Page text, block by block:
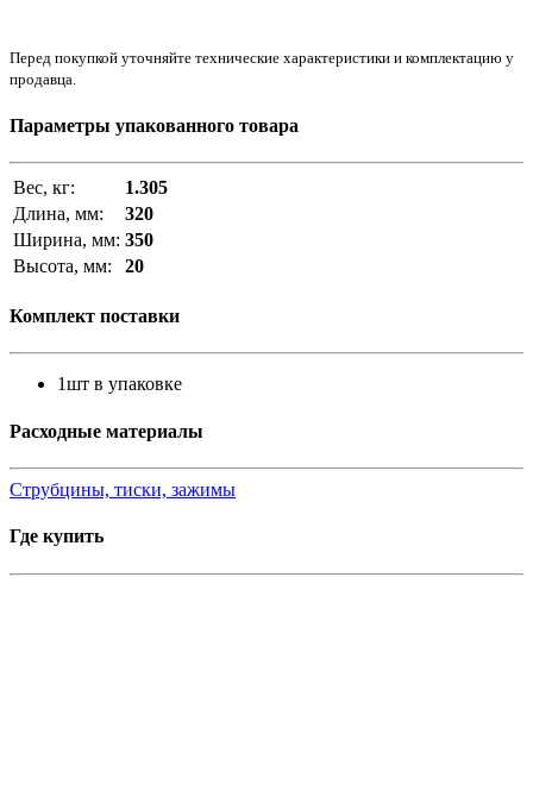
Перед покупкой уточняйте технические характеристики и комплектацию у
продавца.
Параметры упакованного товара
Вес, кг:
1.305
Длина, мм:
320
Ширина, мм: 350
Высота, мм:
20
Комплект поставки
1шт в упаковке
Расходные материалы
Струбцины, тиски, зажимы
Где купить